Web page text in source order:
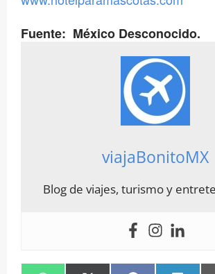
Fuente: México Desconocido.
viajaBonitoMX
Blog de viajes, turismo y